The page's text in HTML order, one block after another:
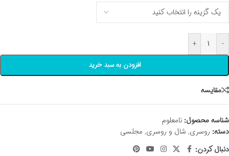
-
+
افزودن به سبد خرید
مقايسه
شناسه محصول: نامعلوم
دسته: روسری, شال و روسری, مجلسی
دنبال کردن: